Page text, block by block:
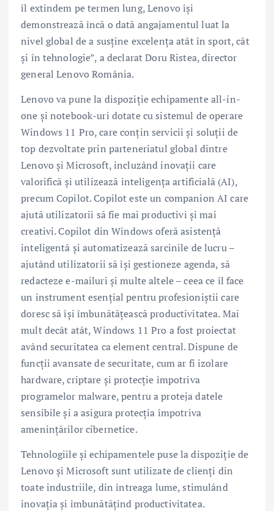
îl extindem pe termen lung, Lenovo își
demonstrează încă o dată angajamentul luat la
nivel global de a susține excelența atât în sport, cât
și în tehnologie”, a declarat Doru Ristea, director
general Lenovo România.
Lenovo va pune la dispoziție echipamente all-in-
one și notebook-uri dotate cu sistemul de operare
Windows 11 Pro, care conțin servicii și soluții de
top dezvoltate prin parteneriatul global dintre
Lenovo și Microsoft, incluzând inovații care
valorifică și utilizează inteligența artificială (AI),
precum Copilot. Copilot este un companion AI care
ajută utilizatorii să fie mai productivi și mai
creativi. Copilot din Windows oferă asistență
inteligentă și automatizează sarcinile de lucru –
ajutând utilizatorii să își gestioneze agenda, să
redacteze e-mailuri și multe altele – ceea ce îl face
un instrument esențial pentru profesioniștii care
doresc să își îmbunătățească productivitatea. Mai
mult decât atât, Windows 11 Pro a fost proiectat
având securitatea ca element central. Dispune de
funcții avansate de securitate, cum ar fi izolare
hardware, criptare și protecție împotriva
programelor malware, pentru a proteja datele
sensibile și a asigura protecția împotriva
amenințărilor cibernetice.
Tehnologiile și echipamentele puse la dispoziție de
Lenovo și Microsoft sunt utilizate de clienți din
toate industriile, din întreaga lume, stimulând
inovația și îmbunătățind productivitatea.